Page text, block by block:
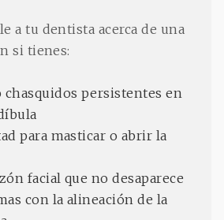
a tu dentista acerca de una
si tienes:
chasquidos persistentes en
para masticar o abrir la
facial que no desaparece
con la alineación de la